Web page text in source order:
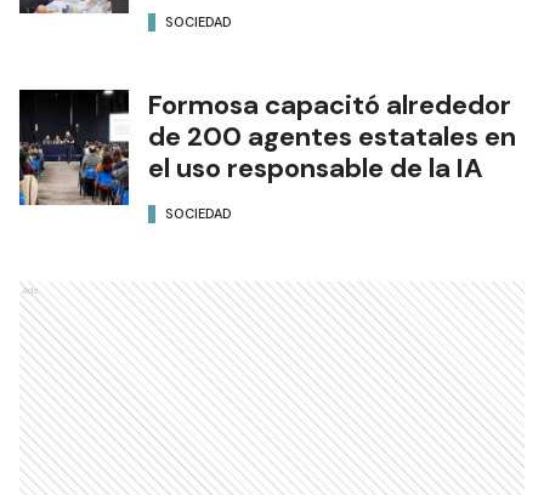
SOCIEDAD
Formosa capacitó alrededor
de 200 agentes estatales en
el uso responsable de la IA
SOCIEDAD
Ads